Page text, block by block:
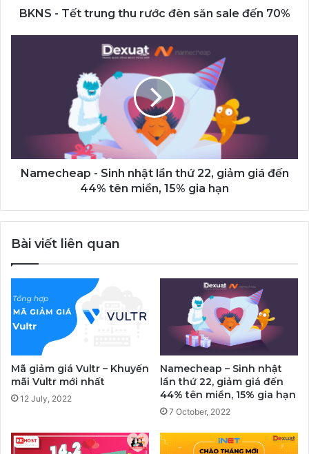
đếnBKNS - Tết trung thu rước đèn săn sale đến 70%
giá
đến
miền,
gia
Namecheap - Sinh nhật lần thứ 22, giảm giá đến
44% tên miền, 15% gia hạn
Bài viết liên quan
Mã giảm giá Vultr – Khuyến
mãi Vultr mới nhất
12 July, 2022
Namecheap – Sinh nhật
lần thứ 22, giảm giá đến
44% tên miền, 15% gia hạn
7 October, 2022